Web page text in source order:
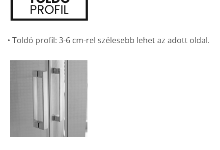
• Toldó profil: 3-6 cm-rel szélesebb lehet az adott oldal.